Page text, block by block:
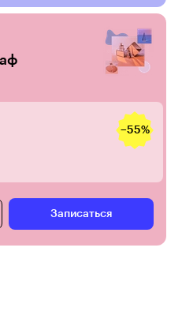
−55%
Записаться